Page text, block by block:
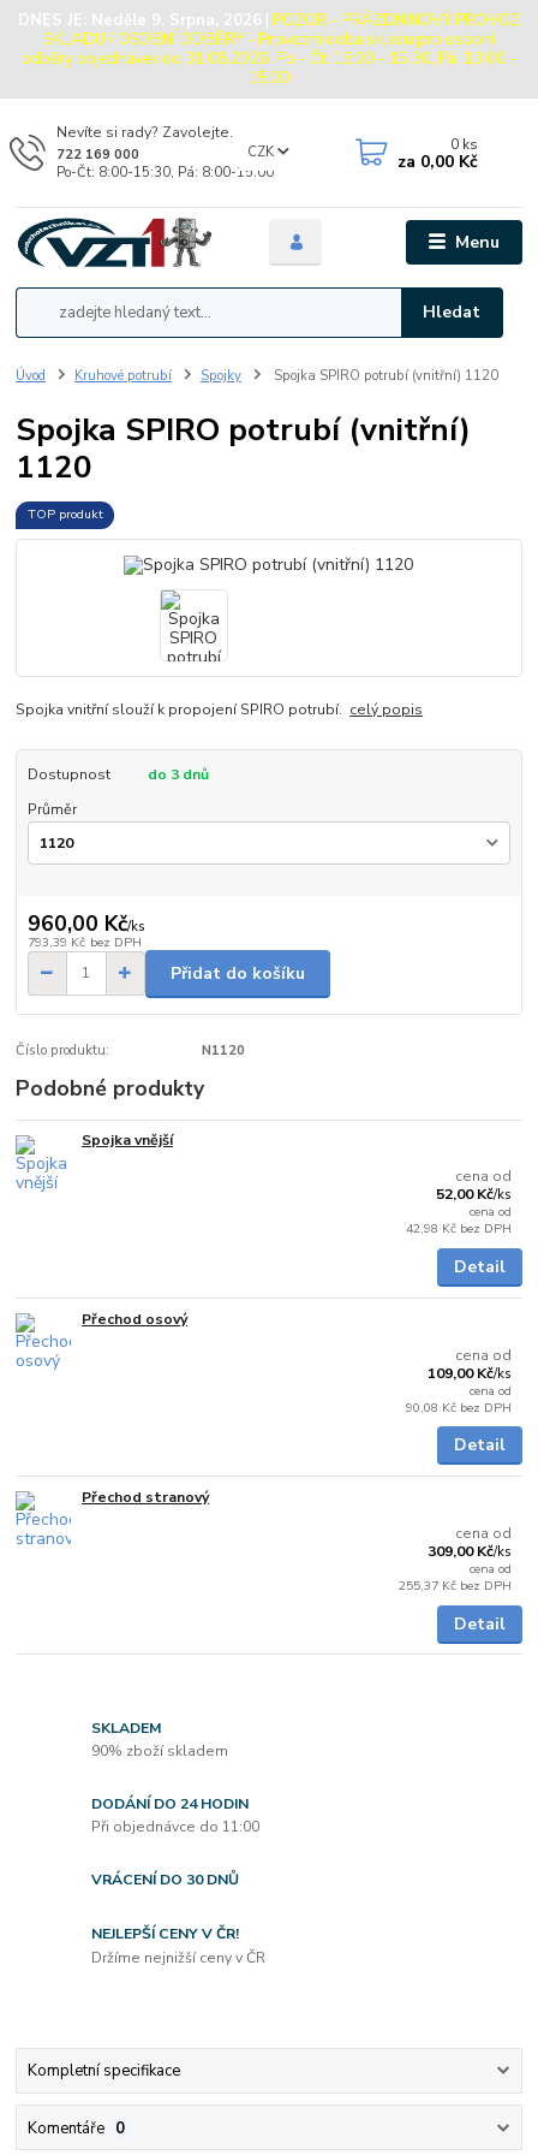
DNES JE: Neděle 9. Srpna, 2026 | POZOR - PRÁZDNINOVÝ PROVOZ
SKLADU / OSOBNÍ ODBĚRY - Provozní doba skladu pro osobní
odběry objednávek do 31.08.2026: Po - Čt: 13:00 - 15:30, Pá: 13:00 -
15:00
Menu
CZK
Hledat
Nevíte si rady? Zavolejte.
722 169 000
Po-Čt: 8:00-15:30, Pá: 8:00-15:00
0 ks
za 0,00 Kč
Úvod Kruhové potrubí Spojky Spojka SPIRO potrubí (vnitřní) 1120
Spojka SPIRO potrubí (vnitřní)
1120
TOP produkt
Spojka vnitřní slouží k propojení SPIRO potrubí. celý popis
Dostupnost
do 3 dnů
Průměr
960,00 Kč/ks
793,39 Kč bez DPH
Přidat do košíku
Číslo produktu: N1120
Podobné produkty
Spojka vnější
cena od
52,00 Kč/ks
cena od
42,98 Kč bez DPH
Detail
Přechod osový
cena od
109,00 Kč/ks
cena od
90,08 Kč bez DPH
Detail
Přechod stranový
cena od
309,00 Kč/ks
cena od
255,37 Kč bez DPH
Detail
SKLADEM
90% zboží skladem
DODÁNÍ DO 24 HODIN
Při objednávce do 11:00
VRÁCENÍ DO 30 DNŮ
NEJLEPŠÍ CENY V ČR!
Držíme nejnižší ceny v ČR
Kompletní specifikace
Komentáře 0